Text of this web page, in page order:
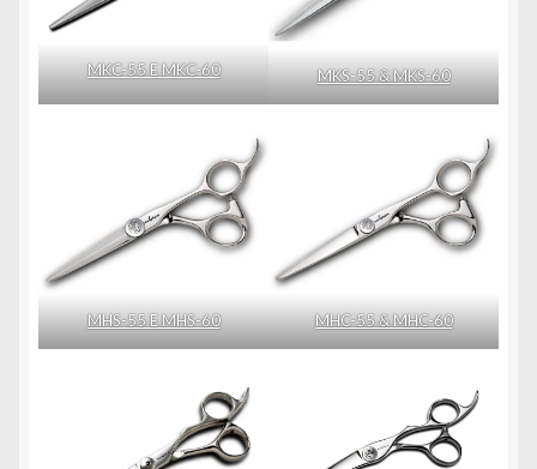
MKC-55 E MKC-60 MKS-55 & MKS-60
MHS-55 E MHS-60 MHC-55 & MHC-60